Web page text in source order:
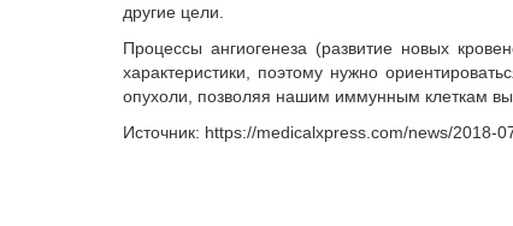
другие цели.
Процессы ангиогенеза (развитие новых
характеристики, поэтому нужно
опухоли, позволяя нашим иммунным клеткам
Источник: https://medicalxpress.com/news/2018-